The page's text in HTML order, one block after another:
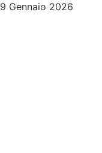
9 Gennaio 2026